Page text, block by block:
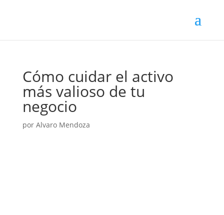
Cómo cuidar el activo
más valioso de tu
negocio
por Alvaro Mendoza